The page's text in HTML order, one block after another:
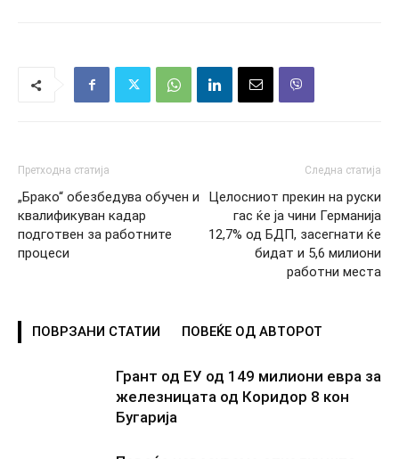
Претходна статија
„Брако“ обезбедува обучен и
квалификуван кадар
подготвен за работните
процеси
Следна статија
Целосниот прекин на руски
гас ќе ја чини Германија
12,7% од БДП, засегнати ќе
бидат и 5,6 милиони
работни места
ПОВРЗАНИ СТАТИИ ПОВЕЌЕ ОД АВТОРОТ
Грант од ЕУ од 149 милиони евра за
железницата од Коридор 8 кон
Бугарија